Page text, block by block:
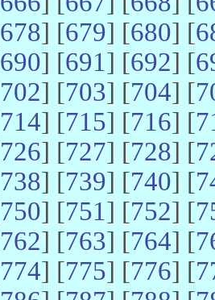
678] [679] [680] [
690] [691] [692] [
702] [703] [704] [
714] [715] [716] [
726] [727] [728] [
738] [739] [740] [
750] [751] [752] [
762] [763] [764] [
774] [775] [776] [